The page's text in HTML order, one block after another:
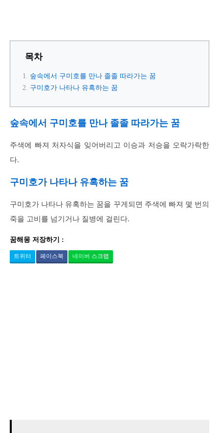
목차
숲속에서 구미호를 만나 졸졸 따라가는 꿈
구미호가 나타나 유혹하는 꿈
숲속에서 구미호를 만나 졸졸 따라가는 꿈
주색에 빠져 처자식을 잊어버리고 이승과 저승을 오락가락한
다.
구미호가 나타나 유혹하는 꿈
구미호가 나타나 유혹하는 꿈을 꾸게되면 주색에 빠져 몇 번의
죽을 고비를 넘기거나 질병에 걸린다.
꿈해몽 저장하기 :
트위터 페이스북 네이버 스크랩